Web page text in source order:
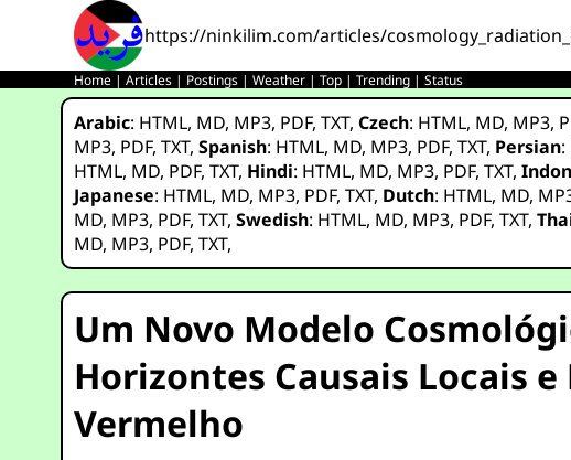
https://ninkilim.com/articles/
Home |Articles | Postings |Weather |Top |Trending |Status
Arabic: HTML, MD, MP3, PDF,TXT,Czech: HTML, MD, MP3,
MP3, PDF,TXT,Spanish: HTML, MD, MP3, PDF,TXT, Persian:
HTML, MD, PDF,TXT, Hindi: HTML, MD, MP3, PDF,TXT,
Japanese: HTML, MD, MP3, PDF,TXT, Dutch: HTML, MD,
MD, MP3, PDF,TXT,Swedish: HTML, MD, MP3, PDF,TXT,
MD, MP3, PDF,TXT,
Um Novo Modelo
Horizontes Causais Locais
Vermelho